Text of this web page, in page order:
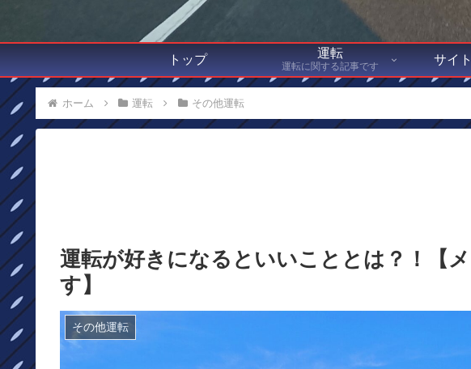
トップ
運転
運転に関する記事です
サイ
ホーム 運転 その他運転
運転が好きになるといいこととは？！【
す】
その他運転